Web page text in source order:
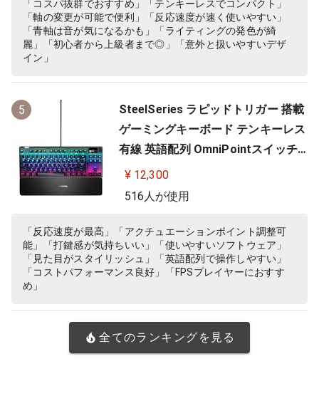
「コスパ抜群でおすすめ」「テンキーレスでコンパクト」
「軸の変更が可能で便利」「反応速度が速く使いやすい」
「青軸は音が気になるかも」「ライティングの発色が綺
麗」「初心者から上級者まで◎」「意外と扱いやすいデザ
イン」
5
SteelSeries ラピッドトリガー 搭載
ゲーミングキーボード テンキーレス
有線 英語配列 OmniPointスイッチ
有機ELディスプレイ搭載 Apex Pro
TKL US 64734 ブラック
¥ 12,300
516人が使用
「反応速度が最高」「アクチュエーションポイント調整可
能」「打鍵感が気持ちいい」「使いやすいソフトウェア」
「見た目がスタイリッシュ」「英語配列で操作しやすい」
「コストパフォーマンス良好」「FPSプレイヤーにおすす
め」
全てのランキングを見る